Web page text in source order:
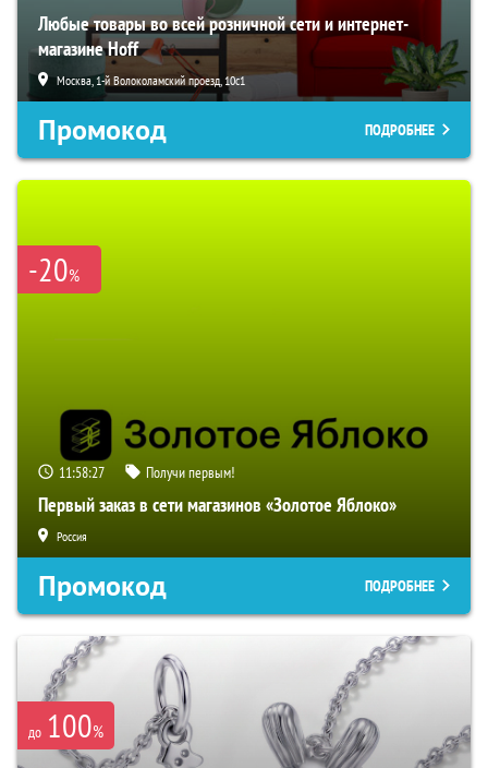
Любые товары во всей розничной сети и интернет-
магазине Hoff
Москва, 1-й Волоколамский проезд, 10с1
Промокод ПОДРОБНЕЕ
-20%
11:58:26 Получи первым!
Первый заказ в сети магазинов «Золотое Яблоко»
Россия
Промокод ПОДРОБНЕЕ
до 100%